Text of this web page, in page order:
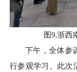
图9.浙西
下午，全体参
行参观学习。此次